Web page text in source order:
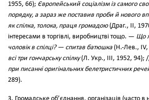
1955, 66); Європейський соціалізм із самого
порядку, а зараз же поставив проби й нового
як спілка, толока, праця громадою(Драг., II,
інтересами в торгівлі, виробництві тощо. — Що
чоловік в спілці? — спитав батюшка (Н.-Лев.,
всі три гончарську спілку(Л. Укр., III, 1952, 94);
при писанні оригінальних белетристичних
289).